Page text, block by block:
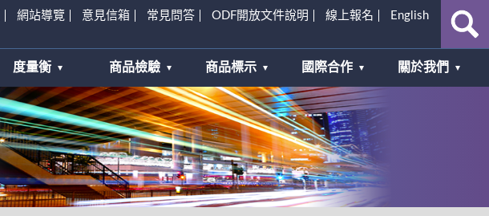
網站導覽 意見信箱 常見問答 ODF開放文件說明 線上報名 English
度量衡 商品檢驗 商品標示 國際合作 關於我們